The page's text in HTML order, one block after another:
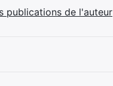
publications de l'auteur